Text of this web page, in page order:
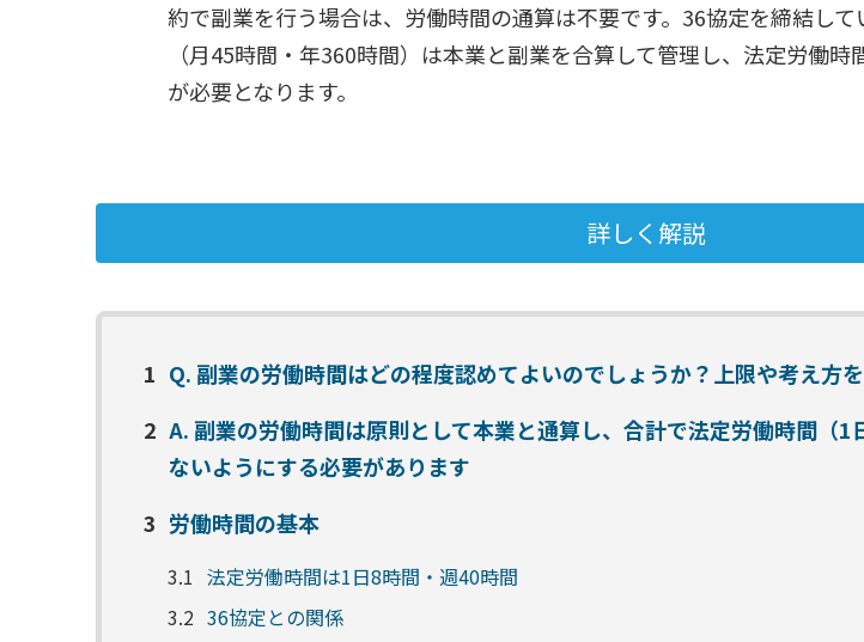
約で副業を行う場合は、労働時間の通算は不要です。36協定を締結し
（月45時間・年360時間）は本業と副業を合算して管理し、法定労働
が必要となります。
詳しく解説
1 Q. 副業の労働時間はどの程度認めてよいのでしょうか？上限や考え方
2 A. 副業の労働時間は原則として本業と通算し、合計で法定労働時間（
ないようにする必要があります
3 労働時間の基本
3.1 法定労働時間は1日8時間・週40時間
3.2 36協定との関係